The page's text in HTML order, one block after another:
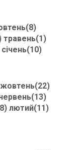
травень(1)
січень(10)
жовтень(22)
лютий(11)